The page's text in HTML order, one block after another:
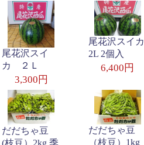
尾花沢スイ
カ ２Ｌ
3,300円
尾花沢スイカ
2L 2個入
6,400円
だだちゃ豆
(枝豆）2kg 季
だだちゃ豆
（枝豆）1kg